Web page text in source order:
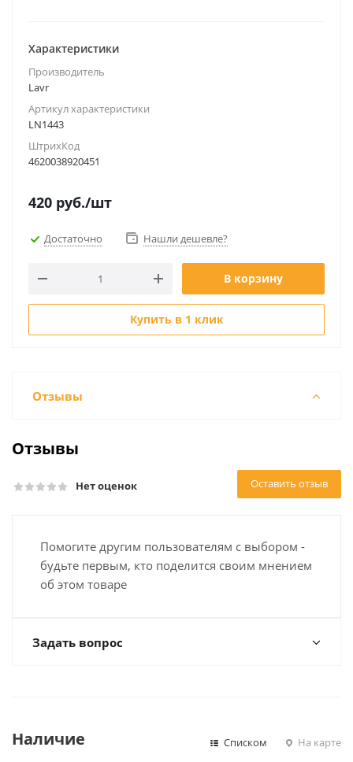
Характеристики
Производитель
Lavr
Артикул характеристики
LN1443
ШтрихКод
4620038920451
420 руб./шт
Достаточно Нашли дешевле?
В корзину
Купить в 1 клик
Отзывы
Отзывы
Нет оценок Оставить отзыв
Помогите другим пользователям с выбором -
будьте первым, кто поделится своим мнением
об этом товаре
Задать вопрос
Наличие Списком На карте